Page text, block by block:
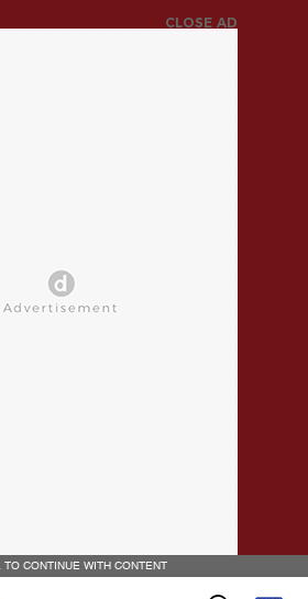
CLOSE AD
CONTINUE WITH CONTENT